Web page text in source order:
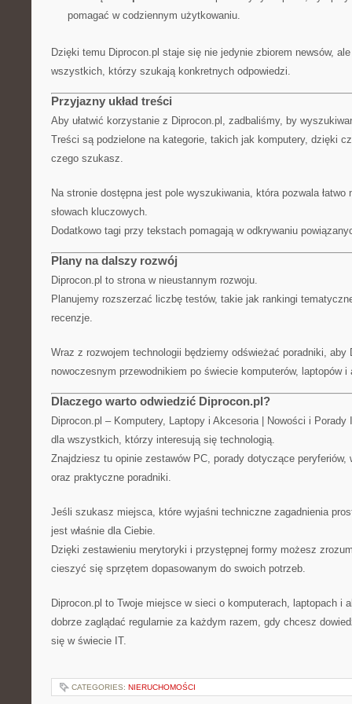
pomagać w codziennym użytkowaniu.
Dzięki temu Diprocon.pl staje się nie jedynie zbiorem newsów,
wszystkich, którzy szukają konkretnych odpowiedzi.
Przyjazny układ treści
Aby ułatwić korzystanie z Diprocon.pl, zadbaliśmy, by
Treści są podzielone na kategorie, takich jak komputery, dzięki
czego szukasz.
Na stronie dostępna jest pole wyszukiwania, która pozwala łatwo
słowach kluczowych.
Dodatkowo tagi przy tekstach pomagają w odkrywaniu
Plany na dalszy rozwój
Diprocon.pl to strona w nieustannym rozwoju.
Planujemy rozszerzać liczbę testów, takie jak rankingi
recenzje.
Wraz z rozwojem technologii będziemy odświeżać poradniki, aby
nowoczesnym przewodnikiem po świecie komputerów, laptopów i
Dlaczego warto odwiedzić Diprocon.pl?
Diprocon.pl – Komputery, Laptopy i Akcesoria | Nowości i
dla wszystkich, którzy interesują się technologią.
Znajdziesz tu opinie zestawów PC, porady dotyczące
oraz praktyczne poradniki.
Jeśli szukasz miejsca, które wyjaśni techniczne zagadnienia
jest właśnie dla Ciebie.
Dzięki zestawieniu merytoryki i przystępnej formy możesz
cieszyć się sprzętem dopasowanym do swoich potrzeb.
Diprocon.pl to Twoje miejsce w sieci o komputerach, laptopach i
dobrze zaglądać regularnie za każdym razem, gdy chcesz
się w świecie IT.
CATEGORIES: NIERUCHOMOŚCI